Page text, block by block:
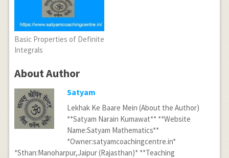
Basic Properties of Definite
Integrals
About Author
Satyam
Lekhak Ke Baare Mein (About the Author)
**Satyam Narain Kumawat** **Website
Name:Satyam Mathematics**
*Owner:satyamcoachingcentre.in*
*Sthan:Manoharpur,Jaipur (Rajasthan)* **Teaching